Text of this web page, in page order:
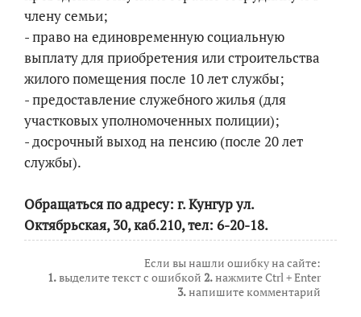
члену семьи;
- право на единовременную социальную
выплату для приобретения или строительства
жилого помещения после 10 лет службы;
- предоставление служебного жилья (для
участковых уполномоченных полиции);
- досрочный выход на пенсию (после 20 лет
службы).
Обращаться по адресу: г. Кунгур ул.
Октябрьская, 30, каб.210, тел: 6-20-18.
Если вы нашли ошибку на сайте:
1.выделите текст с ошибкой 2.нажмите Ctrl + Enter
3.напишите комментарий